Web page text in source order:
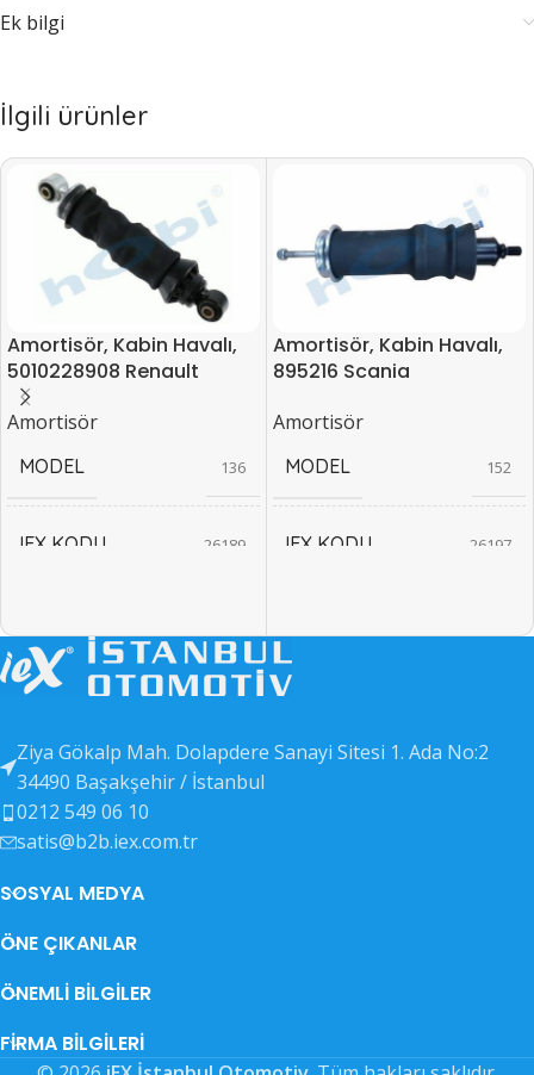
Ek bilgi
İlgili ürünler
Amortisör, Kabin Havalı,
5010228908 Renault
Amortisör
MODEL 136
IEX KODU 26189
OEM KODU 26191
DIĞER KODLAR 26192
Amortisör, Kabin Havalı,
895216 Scania
Amortisör
MODEL 152
IEX KODU 26197
OEM KODU
Ziya Gökalp Mah. Dolapdere Sanayi Sitesi 1. Ada No:2
34490 Başakşehir / İstanbul
0212 549 06 10
satis@b2b.iex.com.tr
SOSYAL MEDYA
ÖNE ÇIKANLAR
ÖNEMLI BILGILER
FIRMA BILGILERI